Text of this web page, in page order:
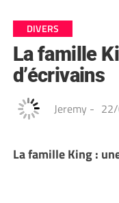
DIVERS
La famille
d’écrivains
Jeremy -
La famille King :